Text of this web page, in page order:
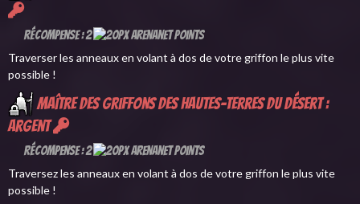
Récompense : 2
Traverser les anneaux en volant à dos de votre griffon le plus vite
possible !
Maître des griffons des Hautes-terres du désert :
argent
Récompense : 2
Traversez les anneaux en volant à dos de votre griffon le plus vite
possible !